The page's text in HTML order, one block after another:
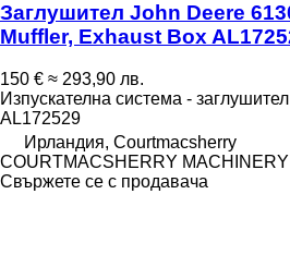
Заглушител John Deere
Muffler, Exhaust Box
150 € ≈ 293,90 лв.
Изпускателна система - заглушител
AL172529
Ирландия, Courtmacsherry
COURTMACSHERRY
Свържете се с продавача